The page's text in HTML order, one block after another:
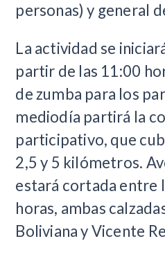
personas) y general
La actividad se
partir de las 11:00
de zumba para los
mediodía partirá la
participativo, que
2,5 y 5 kilómetros.
estará cortada entre
horas, ambas
Boliviana y Vicente